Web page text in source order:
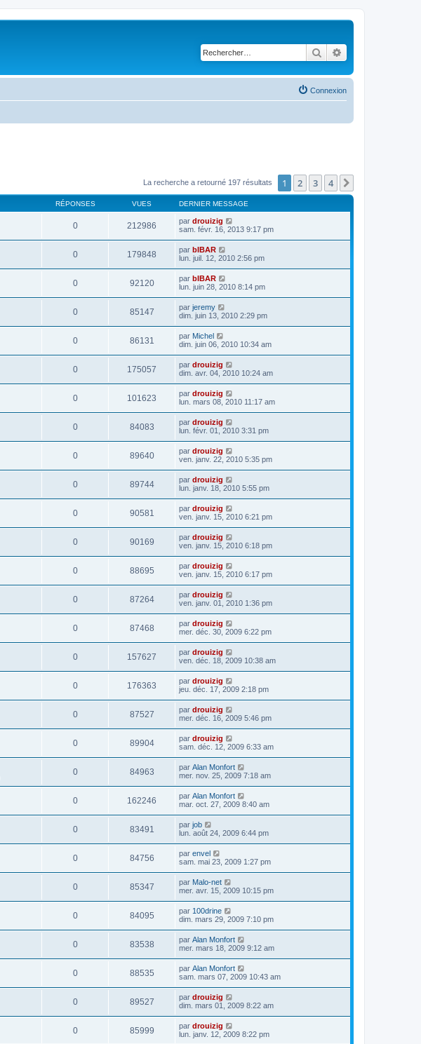
Rechercher
Connexion
La recherche a retourné 197 résultats 1 2 3 4
RÉPONSES VUES DERNIER MESSAGE
0 212986 par drouizig
sam. févr. 16, 2013 9:17 pm
0 179848 par bIBAR
lun. juil. 12, 2010 2:56 pm
0 92120 par bIBAR
lun. juin 28, 2010 8:14 pm
0 85147 par jeremy
dim. juin 13, 2010 2:29 pm
0 86131 par Michel
dim. juin 06, 2010 10:34 am
0 175057 par drouizig
dim. avr. 04, 2010 10:24 am
0 101623 par drouizig
lun. mars 08, 2010 11:17 am
0 84083 par drouizig
lun. févr. 01, 2010 3:31 pm
0 89640 par drouizig
ven. janv. 22, 2010 5:35 pm
0 89744 par drouizig
lun. janv. 18, 2010 5:55 pm
0 90581 par drouizig
ven. janv. 15, 2010 6:21 pm
0 90169 par drouizig
ven. janv. 15, 2010 6:18 pm
0 88695 par drouizig
ven. janv. 15, 2010 6:17 pm
0 87264 par drouizig
ven. janv. 01, 2010 1:36 pm
0 87468 par drouizig
mer. déc. 30, 2009 6:22 pm
0 157627 par drouizig
ven. déc. 18, 2009 10:38 am
0 176363 par drouizig
jeu. déc. 17, 2009 2:18 pm
0 87527 par drouizig
mer. déc. 16, 2009 5:46 pm
0 89904 par drouizig
sam. déc. 12, 2009 6:33 am
0 84963 par Alan Monfort
mer. nov. 25, 2009 7:18 am
0 162246 par Alan Monfort
mar. oct. 27, 2009 8:40 am
0 83491 par job
lun. août 24, 2009 6:44 pm
0 84756 par envel
sam. mai 23, 2009 1:27 pm
0 85347 par Malo-net
mer. avr. 15, 2009 10:15 pm
0 84095 par 100drine
dim. mars 29, 2009 7:10 pm
0 83538 par Alan Monfort
mer. mars 18, 2009 9:12 am
0 88535 par Alan Monfort
sam. mars 07, 2009 10:43 am
0 89527 par drouizig
dim. mars 01, 2009 8:22 am
0 85999 par drouizig
lun. janv. 12, 2009 8:22 pm